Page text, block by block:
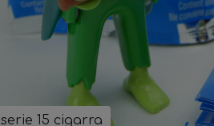
serie 15 cigarra